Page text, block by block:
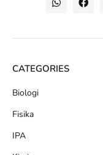
CATEGORIES
Biologi
Fisika
IPA